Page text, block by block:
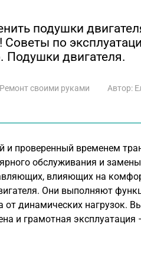
подушки
по
Подушки двигателя.
Ремонт своими руками Автор:
проверенный временем
обслуживания и
влияющих на
Они выполняют
динамических нагрузок.
и грамотная эксплуатация